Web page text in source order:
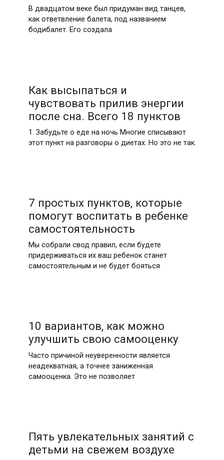
В двадцатом веке был придуман вид танцев,
как ответвление балета, под названием
бодибалет. Его создала
Как высыпаться и
чувствовать прилив энергии
после сна. Всего 18 пунктов
1. Забудьте о еде на ночь Многие списывают
этот пункт на разговоры о диетах. Но это не так.
7 простых пунктов, которые
помогут воспитать в ребенке
самостоятельность
Мы собрали свод правил, если будете
придерживаться их ваш ребенок станет
самостоятельным и не будет бояться
10 вариантов, как можно
улучшить свою самооценку
Часто причиной неуверенности является
неадекватная, а точнее заниженная
самооценка. Это не позволяет
Пять увлекательных занятий с
детьми на свежем воздухе